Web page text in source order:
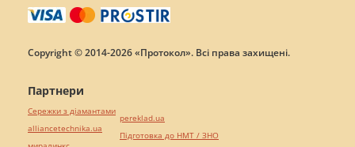
Copyright © 2014-2026 «Протокол». Всі права захищені.
Партнери
Сережки з діамантами
alliancetechnika.ua
pereklad.ua
Підготовка до НМТ / ЗНО